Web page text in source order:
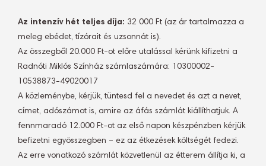
Az intenzív hét teljes díja: 32 000 Ft (az ár tartalmazza a
meleg ebédet, tízórait és uzsonnát is).
Az összegből 20.000 Ft-ot előre utalással kérünk kifizetni a
Radnóti Miklós Színház számlaszámára: 10300002-
10538873-49020017
A közleménybe, kérjük, tüntesd fel a nevedet és azt a nevet,
címet, adószámot is, amire az áfás számlát kiállíthatjuk. A
fennmaradó 12.000 Ft-ot az első napon készpénzben kérjük
befizetni egyösszegben – ez az étkezések költségét fedezi.
Az erre vonatkozó számlát közvetlenül az étterem állítja ki, a